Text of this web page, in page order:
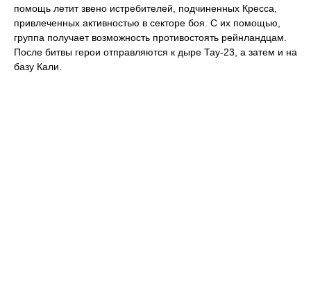
помощь летит звено истребителей, подчиненных Кресса,
привлеченных активностью в секторе боя. С их помощью,
группа получает возможность противостоять рейнландцам.
После битвы герои отправляются к дыре Тау-23, а затем и на
базу Кали.